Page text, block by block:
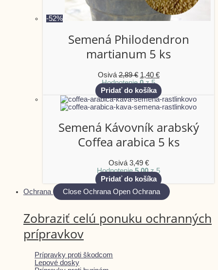
-52%
Semená Philodendron
martianum 5 ks
Osivá2,89€ 1,40 €
Hodnotenie0z 5
Pridať do košíka
Semená Kávovník arabský
Coffea arabica 5 ks
Osivá3,49 €
Hodnotenie5.00z 5
Pridať do košíka
Ochrana
Close Ochrana Open Ochrana
Zobraziť celú ponuku ochranných
prípravkov
Prípravky proti škodcom
Lepové dosky